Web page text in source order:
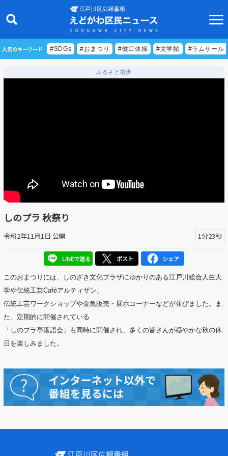
えどトピ
区議会だより
#えど推し
江戸川区でともに暮らそう / Living Together in Edogaw
a City
おうちで動画
Everyone's SDGs ～17のゴールを目指して～
Others
より前
人気のキーワード #SDGs #おまつり #健口体操 #文学館 #ラムサール
ふるさと散歩
しのプラ 秋祭り
令和2年11月1日 公開 1分23秒
LINEで送る ポスト シェア
このおまつりには、しのざき文化プラザにゆかりのある江戸川総合人生大
学や伝統工芸Caféアルティザン、
伝統工芸ワークショップや金魚販売・展示コーナーなどが並びました。ま
た、 定期的に開催されている
「しのプラ亭落語会」も同時に開催され、 多くの皆さんが穏やかな秋の休
日を楽しみました。